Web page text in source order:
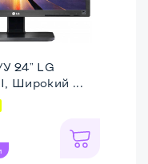
24" LG
Широкий ...